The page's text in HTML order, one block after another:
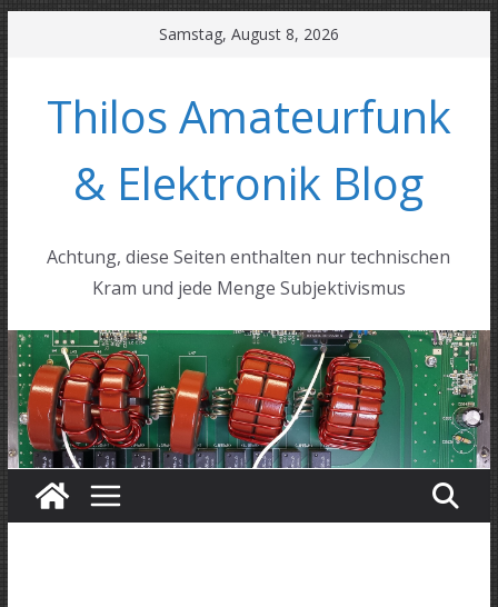
Inhalt
springen
Samstag, August 8, 2026
Thilos Amateurfunk
& Elektronik Blog
Achtung, diese Seiten enthalten nur technischen
Kram und jede Menge Subjektivismus